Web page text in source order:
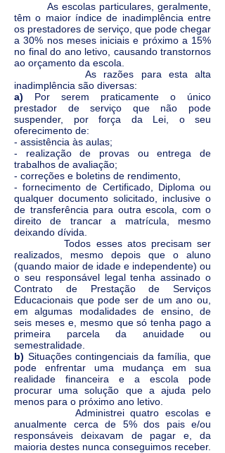
As escolas particulares, geralmente,
têm o maior índice de inadimplência entre
os prestadores de serviço, que pode chegar
a 30% nos meses iniciais e próximo a 15%
no final do ano letivo, causando transtornos
ao orçamento da escola.
As razões para esta alta
inadimplência são diversas:
a) Por serem praticamente o único
prestador de serviço que não pode
suspender, por força da Lei, o seu
oferecimento de:
- assistência às aulas;
- realização de provas ou entrega de
trabalhos de avaliação;
- correções e boletins de rendimento,
- fornecimento de Certificado, Diploma ou
qualquer documento solicitado, inclusive o
de transferência para outra escola, com o
direito de trancar a matrícula, mesmo
deixando dívida.
Todos esses atos precisam ser
realizados, mesmo depois que o aluno
(quando maior de idade e independente) ou
o seu responsável legal tenha assinado o
Contrato de Prestação de Serviços
Educacionais que pode ser de um ano ou,
em algumas modalidades de ensino, de
seis meses e, mesmo que só tenha pago a
primeira parcela da anuidade ou
semestralidade.
b) Situações contingenciais da família, que
pode enfrentar uma mudança em sua
realidade financeira e a escola pode
procurar uma solução que a ajuda pelo
menos para o próximo ano letivo.
Administrei quatro escolas e
anualmente cerca de 5% dos pais e/ou
responsáveis deixavam de pagar e, da
maioria destes nunca conseguimos receber.